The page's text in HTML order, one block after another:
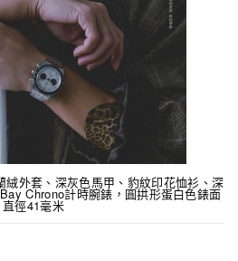
外套、深灰色馬甲、豹紋印花恤衫、深
Chrono計時腕錶，圓拱形蛋白色錶面
徑41毫米